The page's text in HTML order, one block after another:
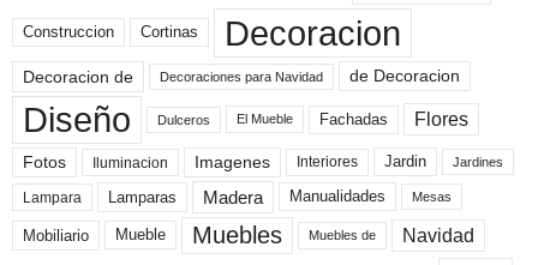
Construccion Cortinas Decoracion
Decoracion de Decoraciones para Navidad de Decoracion
Diseño Dulceros El Mueble Fachadas Flores
Fotos Iluminacion Imagenes Interiores Jardin Jardines
Lampara Lamparas Madera Manualidades Mesas
Mobiliario Mueble Muebles Muebles de Navidad